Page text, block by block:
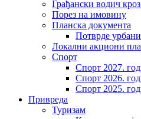
Грађански водич
Порез на имовину
Планска документа
Потврде
Локални акциони
Спорт
Спорт 2027.
Спорт 2026.
Спорт 2025.
Привреда
Туризам